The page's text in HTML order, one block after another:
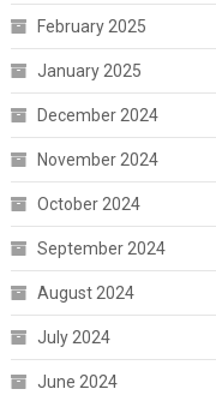
February 2025
January 2025
December 2024
November 2024
October 2024
September 2024
August 2024
July 2024
June 2024